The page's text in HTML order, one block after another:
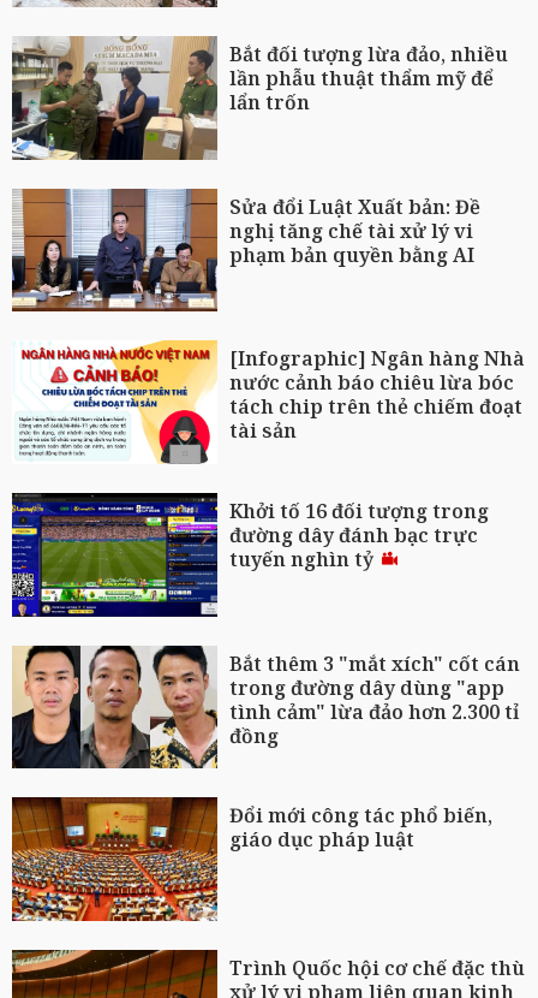
Bắt đối tượng lừa đảo, nhiều
lần phẫu thuật thẩm mỹ để
lẩn trốn
Sửa đổi Luật Xuất bản: Đề
nghị tăng chế tài xử lý vi
phạm bản quyền bằng AI
[Infographic] Ngân hàng Nhà
nước cảnh báo chiêu lừa bóc
tách chip trên thẻ chiếm đoạt
tài sản
Khởi tố 16 đối tượng trong
đường dây đánh bạc trực
tuyến nghìn tỷ
Bắt thêm 3 "mắt xích" cốt cán
trong đường dây dùng "app
tình cảm" lừa đảo hơn 2.300 tỉ
đồng
Đổi mới công tác phổ biến,
giáo dục pháp luật
Trình Quốc hội cơ chế đặc thù
xử lý vi phạm liên quan kinh